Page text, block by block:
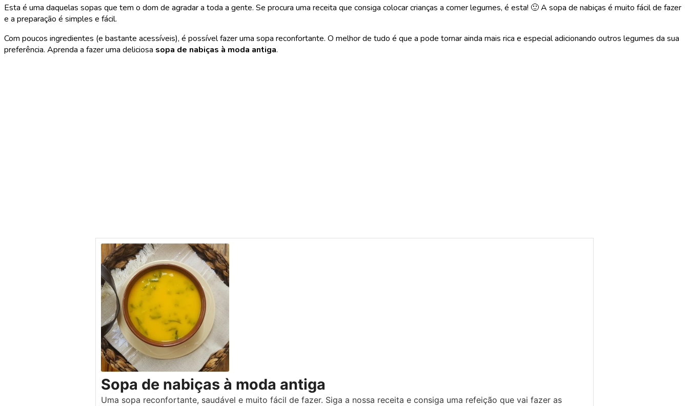
Esta é uma daquelas sopas que tem o dom de agradar a toda a gente. Se procura uma receita que consiga colocar crianças a comer legumes, é esta! 🙂 A sopa de nabiças é muito fácil de fazer
e a preparação é simples e fácil.
Com poucos ingredientes (e bastante acessíveis), é possível fazer uma sopa reconfortante. O melhor de tudo é que a pode tornar ainda mais rica e especial adicionando outros legumes da sua
preferência. Aprenda a fazer uma deliciosa sopa de nabiças à moda antiga.
Sopa de nabiças à moda antiga
Uma sopa reconfortante, saudável e muito fácil de fazer. Siga a nossa receita e consiga uma refeição que vai fazer as